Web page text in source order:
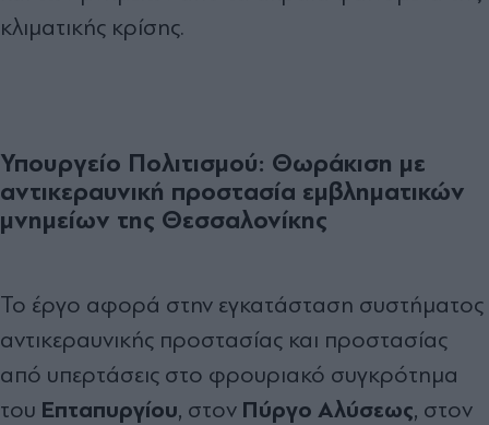
κλιματικής κρίσης.
Υπουργείο Πολιτισμού: Θωράκιση με
αντικεραυνική προστασία εμβληματικών
μνημείων της Θεσσαλονίκης
Το έργο αφορά στην εγκατάσταση συστήματος
αντικεραυνικής προστασίας και προστασίας
από υπερτάσεις στο φρουριακό συγκρότημα
του Επταπυργίου, στον Πύργο Αλύσεως, στον